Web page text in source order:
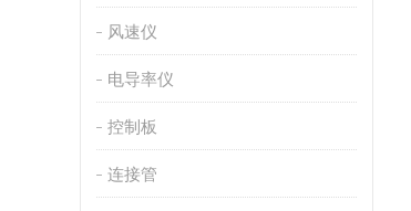
风速仪
电导率仪
控制板
连接管